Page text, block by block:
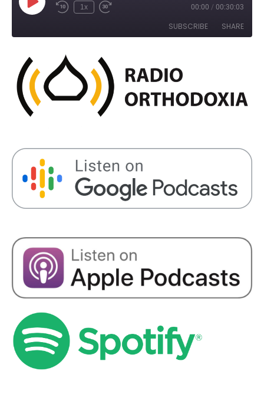
Play
EpisodeRewind
1x
Fast
seconds
00:00 / 00:30:03
SUBSCRIBE SHARE
RSS FEED
SHARE
LINK
EMBED